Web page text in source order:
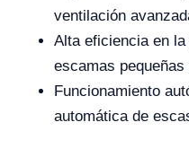
ventilación
Alta eficiencia en
escamas
Funcionamiento
automática de